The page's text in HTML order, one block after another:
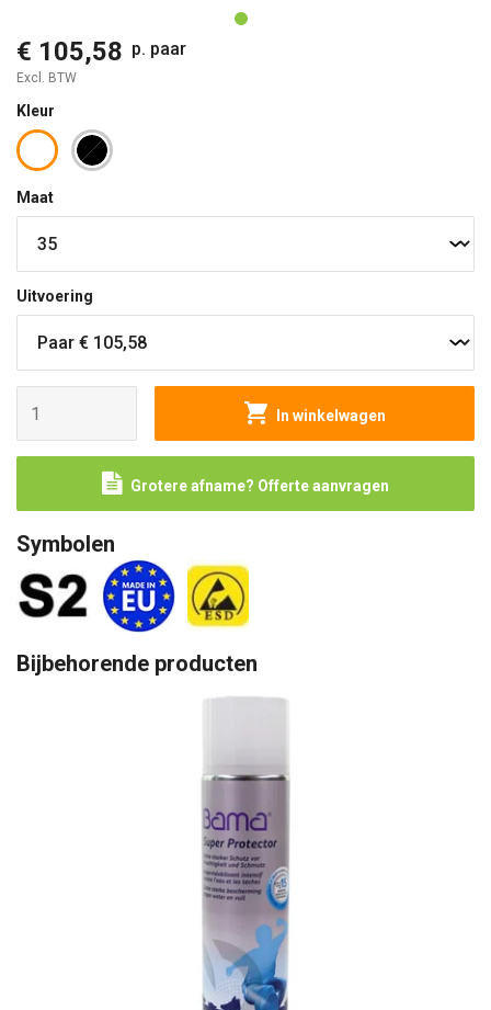
€ 105,58 p. paar
Excl. BTW
Kleur
Maat
Uitvoering
In winkelwagen
Grotere afname? Offerte aanvragen
Symbolen
Bijbehorende producten